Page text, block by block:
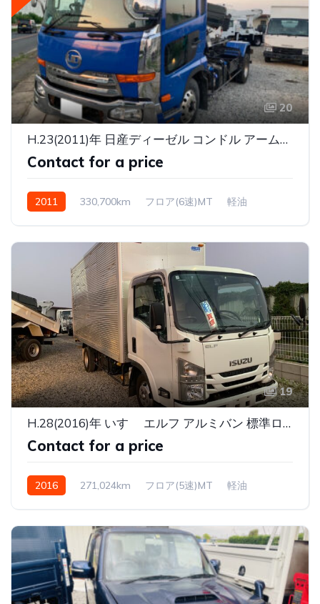
20
H.23(2011)年 日産ディーゼル コンドル アームロール 新明和 ツインホイスト CCA4-21
Contact for a price
2011 330,700km フロア(6速)MT 軽油
19
H.28(2016)年 いすゞ エルフ アルミバン 標準ロング 高床 2トン アルミバン
Contact for a price
2016 271,024km フロア(5速)MT 軽油